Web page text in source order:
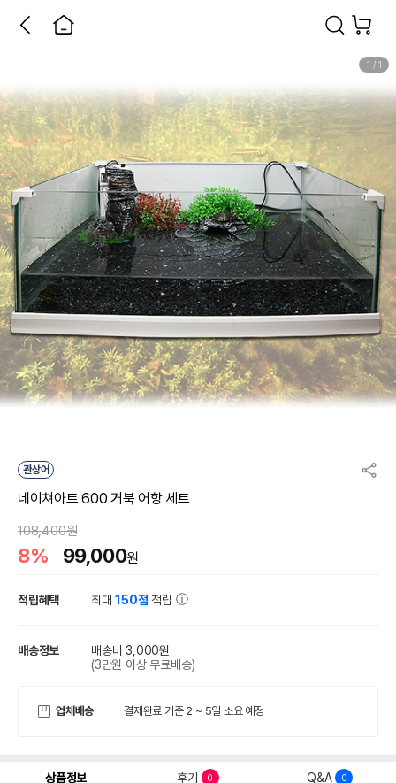
1 / 1
관상어
네이쳐아트 600 거북 어항 세트
108,400원
8% 99,000원
적립혜택 최대150점 적립
배송정보
배송비 3,000원
(3만원 이상 무료배송)
업체배송 결제완료 기준 2 ~ 5일 소요 예정
상품정보 후기 0 Q&A 0